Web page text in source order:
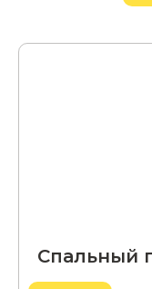
Спальный